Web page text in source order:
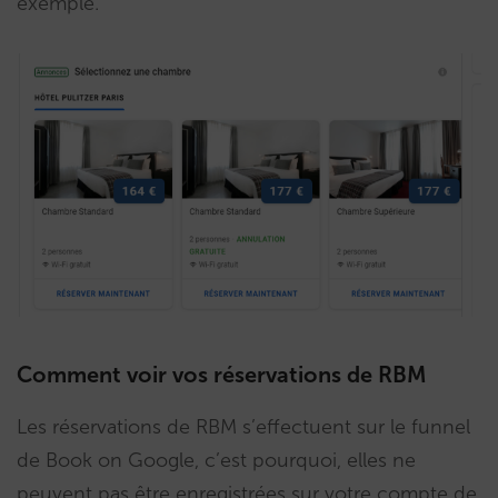
Comment voir vos réservations de RBM
Les réservations de RBM s’effectuent sur le funnel
de Book on Google, c’est pourquoi, elles ne